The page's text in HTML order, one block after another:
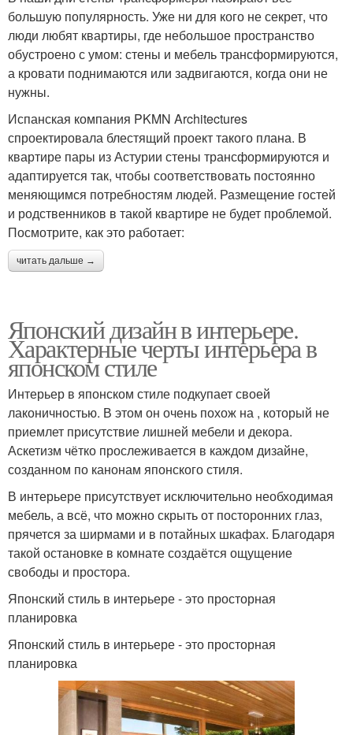
большую популярность. Уже ни для кого не секрет, что
люди любят квартиры, где небольшое пространство
обустроено с умом: стены и мебель трансформируются,
а кровати поднимаются или задвигаются, когда они не
нужны.
Испанская компания PKMN Architectures
спроектировала блестящий проект такого плана. В
квартире пары из Астурии стены трансформируются и
адаптируется так, чтобы соответствовать постоянно
меняющимся потребностям людей. Размещение гостей
и родственников в такой квартире не будет проблемой.
Посмотрите, как это работает:
читать дальше →
Японский дизайн в интерьере.
Характерные черты интерьера в
японском стиле
Интерьер в японском стиле подкупает своей
лаконичностью. В этом он очень похож на , который не
приемлет присутствие лишней мебели и декора.
Аскетизм чётко прослеживается в каждом дизайне,
созданном по канонам японского стиля.
В интерьере присутствует исключительно необходимая
мебель, а всё, что можно скрыть от посторонних глаз,
прячется за ширмами и в потайных шкафах. Благодаря
такой остановке в комнате создаётся ощущение
свободы и простора.
Японский стиль в интерьере - это просторная
планировка
Японский стиль в интерьере - это просторная
планировка